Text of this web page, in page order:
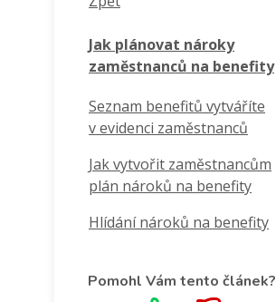
Jak plánovat nároky
zaměstnanců na benefity
Seznam benefitů vytváříte
v evidenci zaměstnanců
Jak vytvořit zaměstnancům
plán nároků na benefity
Hlídání nároků na benefity
Pomohl Vám tento článek?